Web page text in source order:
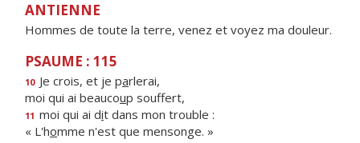
ANTIENNE
Hommes de toute la terre, venez et voyez ma douleur.
PSAUME : 115
10 Je crois, et je parlerai,
moi qui ai beaucoup souffert,
11 moi qui ai dit dans mon trouble :
« L'homme n'est que mensonge. »